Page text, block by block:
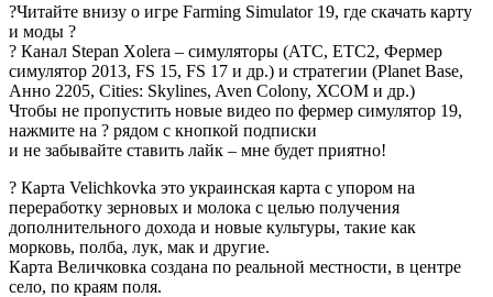
?Читайте внизу о игре Farming Simulator 19, где скачать карту
и моды ?
? Канал Stepan Xolera – симуляторы (АТС, ЕТС2, Фермер
симулятор 2013, FS 15, FS 17 и др.) и стратегии (Planet Base,
Анно 2205, Cities: Skylines, Aven Colony, ХСОМ и др.)
Чтобы не пропустить новые видео по фермер симулятор 19,
нажмите на ? рядом с кнопкой подписки
и не забывайте ставить лайк – мне будет приятно!
? Карта Velichkovka это украинская карта с упором на
переработку зерновых и молока с целью получения
дополнительного дохода и новые культуры, такие как
морковь, полба, лук, мак и другие.
Карта Величковка создана по реальной местности, в центре
село, по краям поля.